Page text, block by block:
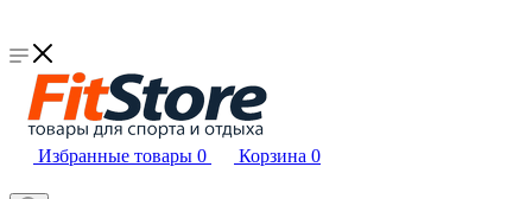
Избранные товары 0 Корзина 0